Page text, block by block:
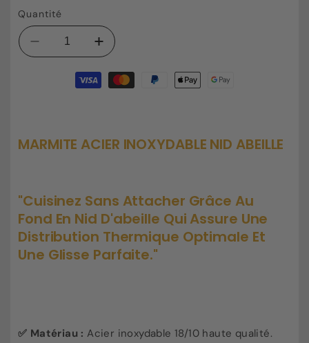
Quantité
Réduire
la
quantité
nid
Augmenter
la
quantité
de
nid
MARMITE ACIER INOXYDABLE NID ABEILLE
"Cuisinez Sans Attacher Grâce Au
Fond En Nid D'abeille Qui Assure Une
Distribution Thermique Optimale Et
Une Glisse Parfaite."
✅ Matériau : Acier inoxydable 18/10 haute qualité.